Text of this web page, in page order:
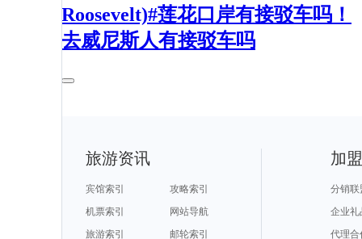
Roosevelt)#莲花口岸有接驳车吗！
去威尼斯人有接驳车吗
旅游资讯
宾馆索引
攻略索引
机票索引
网站导航
旅游索引
邮轮索引
加
分销联
企业礼
代理合